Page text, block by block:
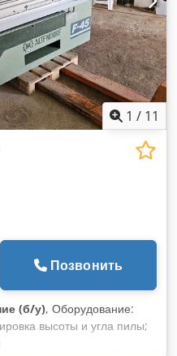
1 / 11
Позвонить
(б/у), Оборудование:
высоты и угла пилы;
или написать.